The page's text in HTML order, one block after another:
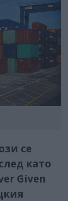
се
като
Given